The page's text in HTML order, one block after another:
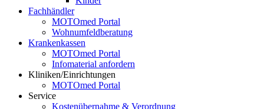
Fachhändler
MOTOmed Portal
Wohnumfeldberatung
Krankenkassen
MOTOmed Portal
Infomaterial anfordern
Kliniken/Einrichtungen
MOTOmed Portal
Service
Kostenübernahme & Verordnung